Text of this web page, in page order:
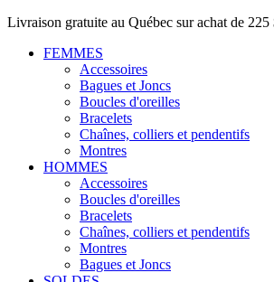
Livraison gratuite au Québec sur achat de 225
FEMMES
Accessoires
Bagues et Joncs
Boucles d'oreilles
Bracelets
Chaînes, colliers et pendentifs
Montres
HOMMES
Accessoires
Boucles d'oreilles
Bracelets
Chaînes, colliers et pendentifs
Montres
Bagues et Joncs